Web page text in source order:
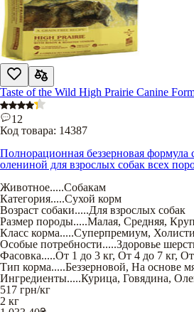
Taste of the Wild High Prairie Canine
12
Код товара: 14387
Полнорационная беззерновая формула
олениной для взрослых собак всех
Животное.....Собакам
Категория.....Сухой корм
Возраст собаки.....Для взрослых собак
Размер породы.....Малая, Средняя,
Класс корма.....Суперпремиум,
Особые потребности.....Здоровье
Фасовка.....От 1 до 3 кг, От 4 до 7 кг, От
Тип корма.....Беззерновой, На основе
Ингредиенты.....Курица, Говядина,
517 грн/кг
2 кг